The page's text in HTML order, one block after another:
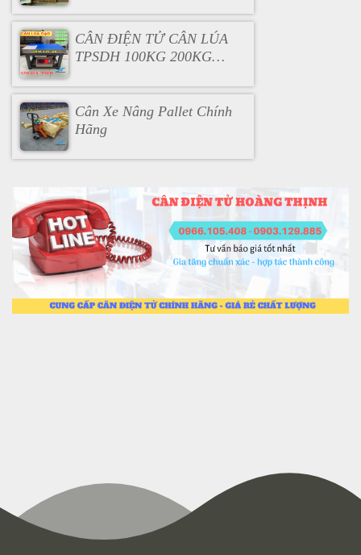
CÂN ĐIỆN TỬ CÂN LÚA
TPSDH 100KG 200KG
Cân Xe Nâng Pallet Chính
Hãng